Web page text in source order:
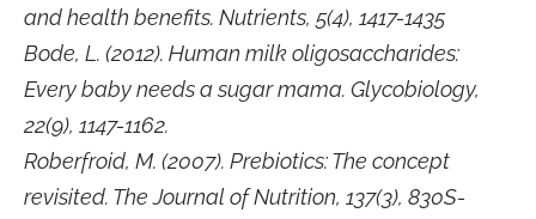
and health benefits. Nutrients, 5(4), 1417-1435
Bode, L. (2012). Human milk oligosaccharides:
Every baby needs a sugar mama. Glycobiology,
22(9), 1147-1162.
Roberfroid, M. (2007). Prebiotics: The concept
revisited. The Journal of Nutrition, 137(3), 830S-